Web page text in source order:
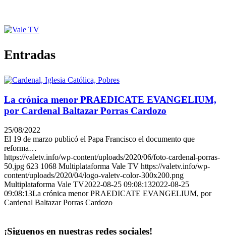
Entradas
La crónica menor PRAEDICATE EVANGELIUM,
por Cardenal Baltazar Porras Cardozo
25/08/2022
El 19 de marzo publicó el Papa Francisco el documento que
reforma…
https://valetv.info/wp-content/uploads/2020/06/foto-cardenal-porras-
50.jpg 623 1068 Multiplataforma Vale TV https://valetv.info/wp-
content/uploads/2020/04/logo-valetv-color-300x200.png
Multiplataforma Vale TV2022-08-25 09:08:132022-08-25
09:08:13La crónica menor PRAEDICATE EVANGELIUM, por
Cardenal Baltazar Porras Cardozo
¡Siguenos en nuestras redes sociales!